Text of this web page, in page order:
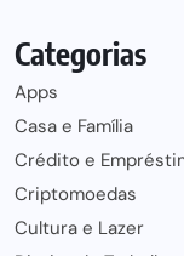
Categorias
Apps
Casa e Família
Crédito e
Criptomoedas
Cultura e Lazer